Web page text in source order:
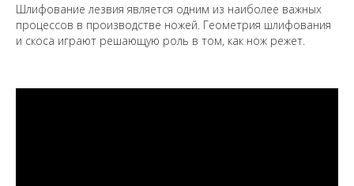
Шлифование лезвия является одним из наиболее важных
процессов в производстве ножей. Геометрия шлифования
и скоса играют решающую роль в том, как нож режет.